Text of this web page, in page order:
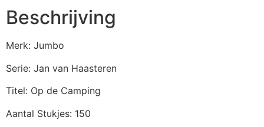
Beschrijving
Merk: Jumbo
Serie: Jan van Haasteren
Titel: Op de Camping
Aantal Stukjes: 150